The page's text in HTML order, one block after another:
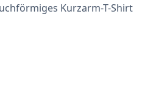
Kurzarm-T-Shirt